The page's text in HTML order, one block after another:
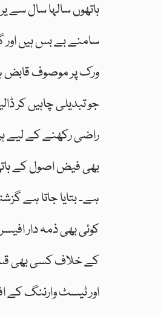
ہاتھوں سالہا سال
سامنے بے بس ہیں اور
ورک پر موصوف قابض
جو تبدیلی چاہیں کر
راضی رکھنے کے لیے
بھی فیض اصول کے
ہے۔ بتایا جاتا ہے
کوئی بھی ذمہ دار
کے خلاف کسی بھی
اور ٹیسٹ وارننگ کے